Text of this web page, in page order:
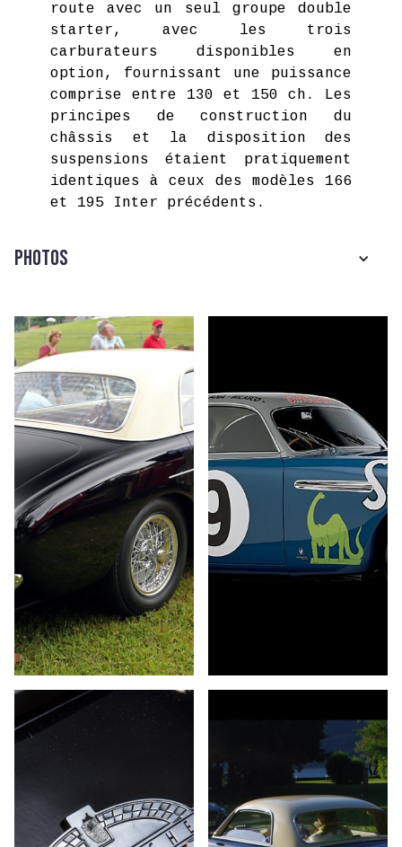
route avec un seul groupe double
starter, avec les trois
carburateurs disponibles en
option, fournissant une puissance
comprise entre 130 et 150 ch. Les
principes de construction du
châssis et la disposition des
suspensions étaient pratiquement
identiques à ceux des modèles 166
et 195 Inter précédents.
Photos